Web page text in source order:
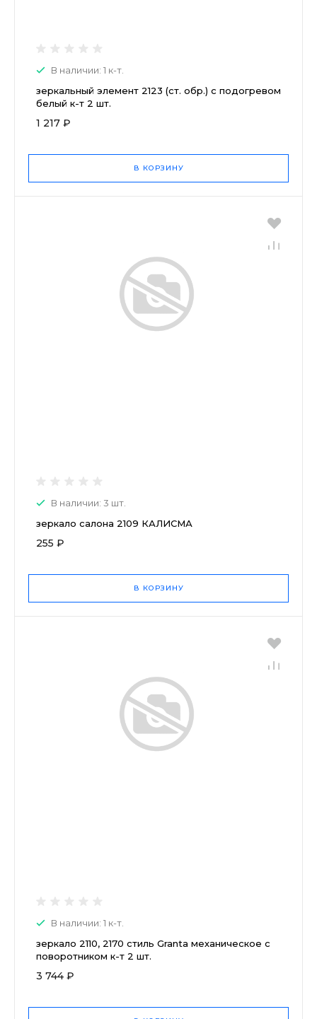
В наличии: 1 к-т.
зеркальный элемент 2123 (ст. обр.) с подогревом
белый к-т 2 шт.
1 217 ₽
В КОРЗИНУ
В наличии: 3 шт.
зеркало салона 2109 КАЛИСМА
255 ₽
В КОРЗИНУ
В наличии: 1 к-т.
зеркало 2110, 2170 стиль Granta механическое с
поворотником к-т 2 шт.
3 744 ₽